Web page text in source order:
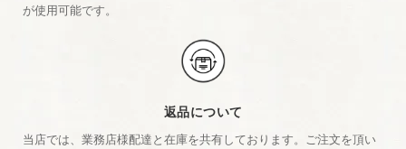
が使用可能です。
返品について
当店では、業務店様配達と在庫を共有しております。ご注文を頂い